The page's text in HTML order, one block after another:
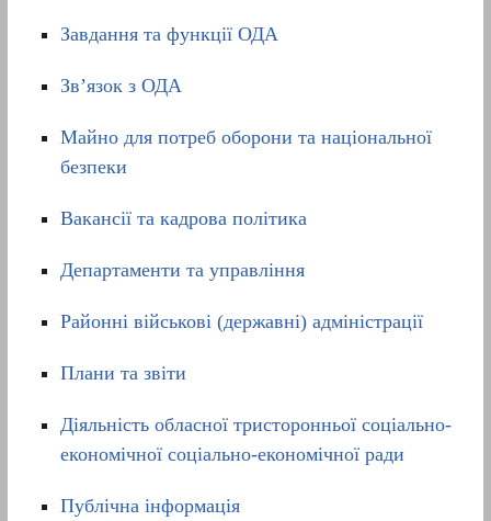
Завдання та функції ОДА
Зв’язок з ОДА
Майно для потреб оборони та національної
безпеки
Вакансії та кадрова політика
Департаменти та управління
Районні військові (державні) адміністрації
Плани та звіти
Діяльність обласної тристоронньої соціально-
економічної соціально-економічної ради
Публічна інформація